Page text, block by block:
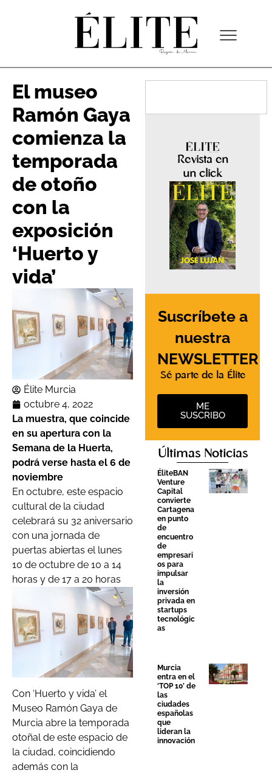
El museo
Ramón Gaya
comienza la
temporada
de otoño
con la
exposición
‘Huerto y
vida’
Élite Murcia
octubre 4, 2022
La muestra, que coincide
en su apertura con la
Semana de la Huerta,
podrá verse hasta el 6 de
noviembre
En octubre, este espacio
cultural de la ciudad
celebrará su 32 aniversario
con una jornada de
puertas abiertas el lunes
10 de octubre de 10 a 14
horas y de 17 a 20 horas
Con ‘Huerto y vida’ el
Museo Ramón Gaya de
Murcia abre la temporada
otoñal de este espacio de
la ciudad, coincidiendo
además con la
Revista en
un click
Suscríbete a
nuestra
NEWSLETTER
Sé parte de la Élite
ME
SUSCRIBO
Últimas Noticias
ÉliteBAN
Venture
Capital
convierte
Cartagena
en punto
de
encuentro
de
empresari
os para
impulsar
la
inversión
privada en
startups
tecnológic
as
Murcia
entra en el
‘TOP 10’ de
las
ciudades
españolas
que
lideran la
innovación